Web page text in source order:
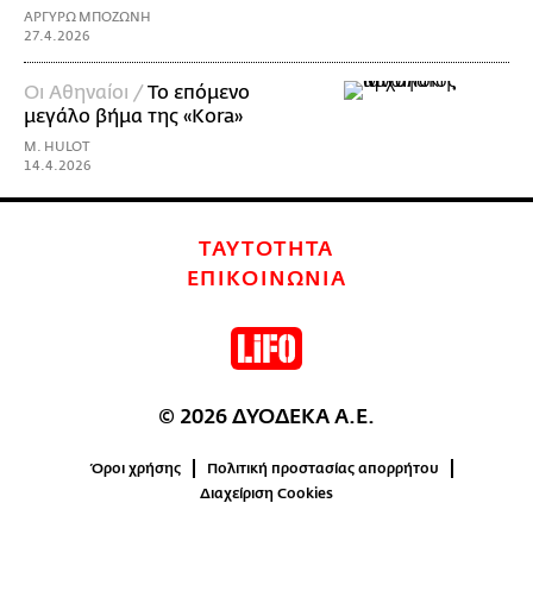
ΑΡΓΥΡΩ ΜΠΟΖΩΝΗ
27.4.2026
Οι Αθηναίοι /Το επόμενο
μεγάλο βήμα της «Κοra»
M. HULOT
14.4.2026
ΤΑΥΤΟΤΗΤΑ
ΕΠΙΚΟΙΝΩΝΙΑ
© 2026 ΔΥΟΔΕΚΑ Α.Ε.
Όροι χρήσης
Πολιτική προστασίας απορρήτου
Διαχείριση Cookies